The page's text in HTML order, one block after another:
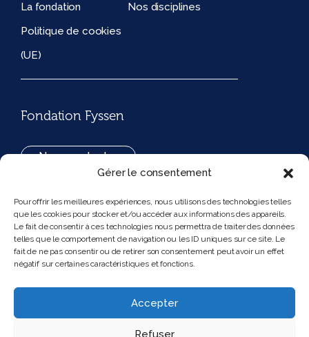
Gérer le consentement
Pour offrir les meilleures expériences, nous utilisons des technologies telles
que les cookies pour stocker et/ou accéder aux informations des appareils.
Le fait de consentir à ces technologies nous permettra de traiter des données
telles que le comportement de navigation ou les ID uniques sur ce site. Le
fait de ne pas consentir ou de retirer son consentement peut avoir un effet
négatif sur certaines caractéristiques et fonctions.
Accepter
Refuser
La fondation
Nos disciplines
Politique de cookies
(UE)
Fondation Fyssen
Nous contacter
194, rue de Rivoli 75001 Paris France
Nous suivre